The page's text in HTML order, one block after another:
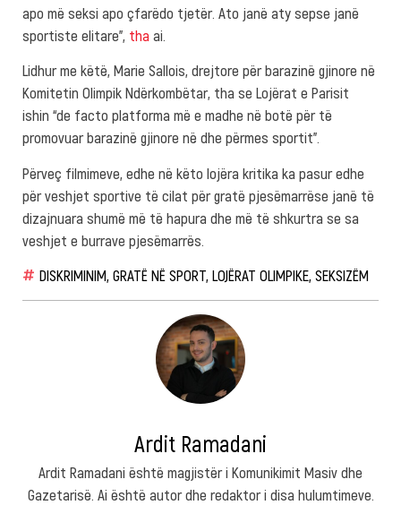
apo më seksi apo çfarëdo tjetër. Ato janë aty sepse janë
sportiste elitare”, tha ai.
Lidhur me këtë, Marie Sallois, drejtore për barazinë gjinore në
Komitetin Olimpik Ndërkombëtar, tha se Lojërat e Parisit
ishin “de facto platforma më e madhe në botë për të
promovuar barazinë gjinore në dhe përmes sportit”.
Përveç filmimeve, edhe në këto lojëra kritika ka pasur edhe
për veshjet sportive të cilat për gratë pjesëmarrëse janë të
dizajnuara shumë më të hapura dhe më të shkurtra se sa
veshjet e burrave pjesëmarrës.
DISKRIMINIM GRATË NË SPORT LOJËRAT OLIMPIKE SEKSIZËM
Ardit Ramadani
Ardit Ramadani është magjistër i Komunikimit Masiv dhe
Gazetarisë. Ai është autor dhe redaktor i disa hulumtimeve.